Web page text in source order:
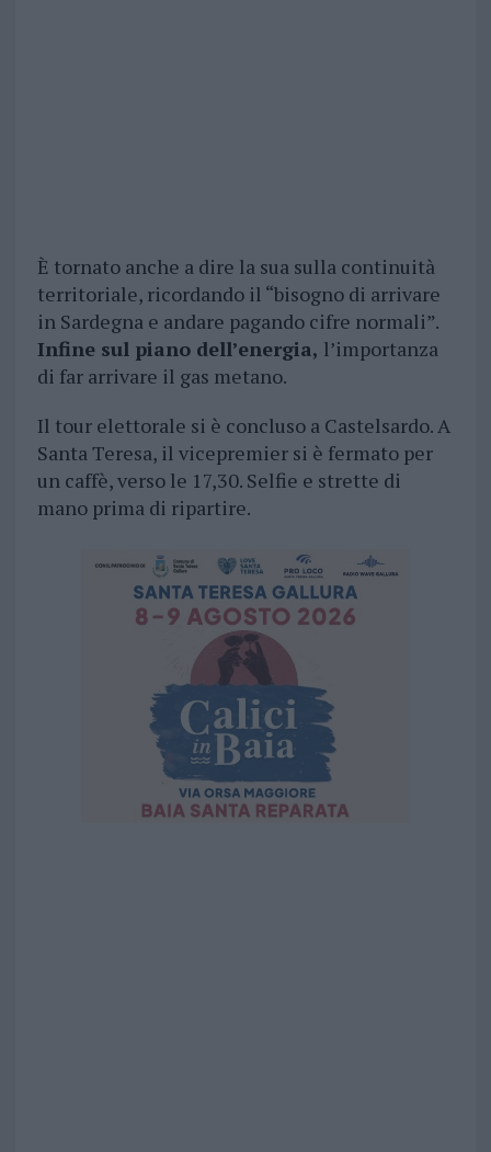
È tornato anche a dire la sua sulla continuità
territoriale, ricordando il “bisogno di arrivare
in Sardegna e andare pagando cifre normali”.
Infine sul piano dell’energia, l’importanza
di far arrivare il gas metano.
Il tour elettorale si è concluso a Castelsardo. A
Santa Teresa, il vicepremier si è fermato per
un caffè, verso le 17,30. Selfie e strette di
mano prima di ripartire.